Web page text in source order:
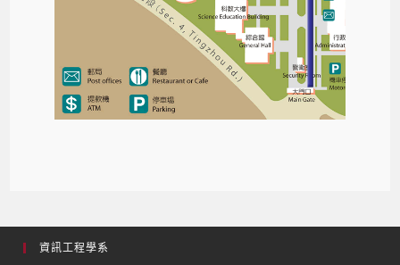
資訊工程學系